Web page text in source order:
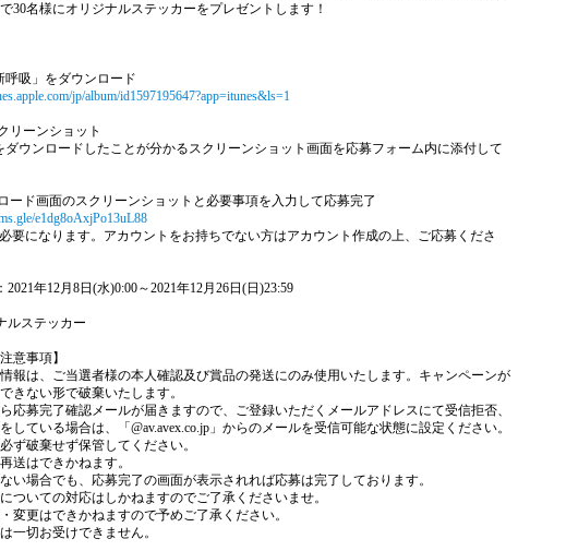
30名様にオリジナルステッカーをプレゼントします！
呼吸」をダウンロード
jp/album/id1597195647?app=itunes&ls=1
リーンショット
ダウンロードしたことが分かるスクリーンショット画面を応募フォーム内に添付して
ード画面のスクリーンショットと必要事項を入力して応募完了
e1dg8oAxjPo13uL88
要になります。アカウントをお持ちでない方はアカウント作成の上、ご応募くださ
年12月8日(水)0:00～2021年12月26日(日)23:59
ルステッカー
意事項】
報は、ご当選者様の本人確認及び賞品の発送にのみ使用いたします。キャンペーンが
きない形で破棄いたします。
応募完了確認メールが届きますので、ご登録いただくメールアドレスにて受信拒否、
している場合は、「@av.avex.co.jp」からのメールを受信可能な状態に設定ください。
ず破棄せず保管してください。
送はできかねます。
い場合でも、応募完了の画面が表示されれば応募は完了しております。
ついての対応はしかねますのでご了承くださいませ。
変更はできかねますので予めご了承ください。
一切お受けできません。